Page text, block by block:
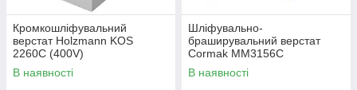
Кромкошліфувальний
верстат Holzmann KOS
2260C (400V)
В наявності
Шліфувально-
браширувальний верстат
Cormak MM3156C
В наявності